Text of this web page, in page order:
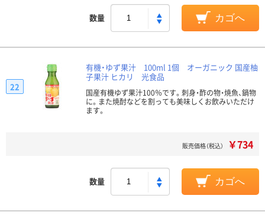
数量 カゴへ
有機・ゆず果汁 100ml 1個 オーガニック 国産柚
子果汁 ヒカリ 光食品
国産有機ゆず果汁100％です。刺身・酢の物・焼魚、鍋物
に。また焼酎などを割っても美味しくお飲みいただけ
ます。
22
販売価格（税込） ￥734
数量 カゴへ